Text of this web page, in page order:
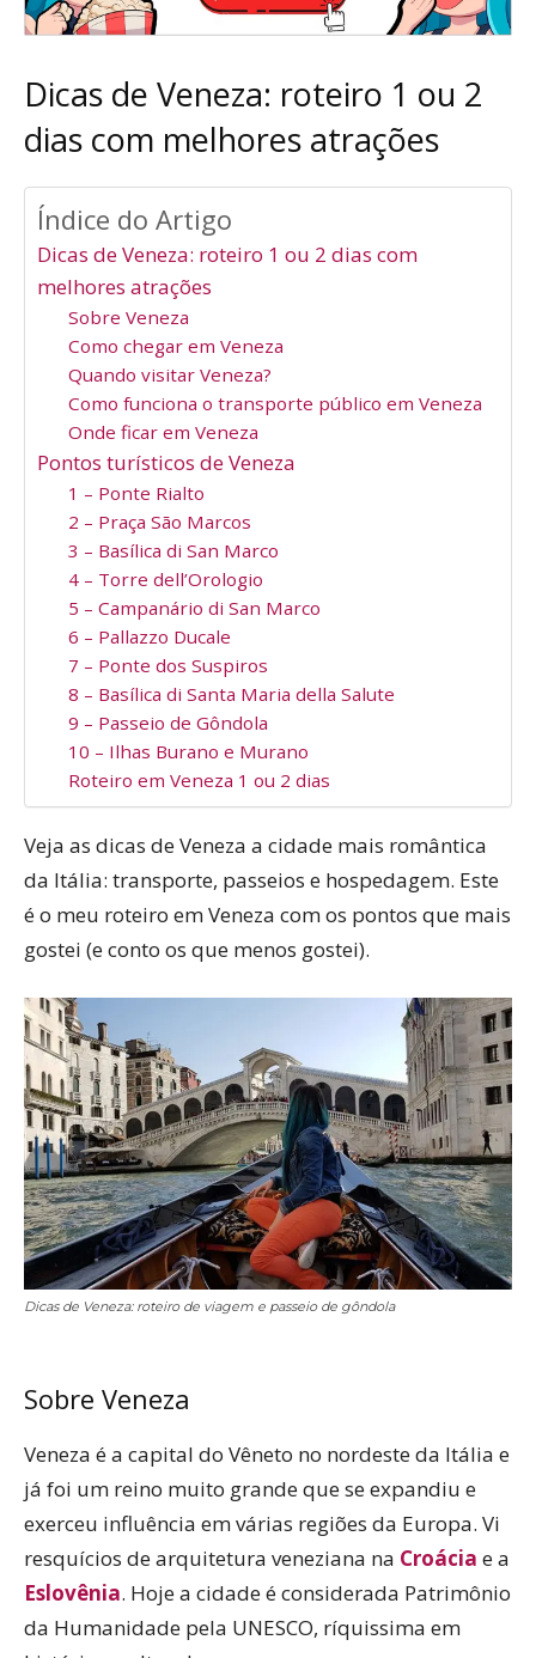
Dicas de Veneza: roteiro 1 ou 2
dias com melhores atrações
Índice do Artigo
Dicas de Veneza: roteiro 1 ou 2 dias com
melhores atrações
Sobre Veneza
Como chegar em Veneza
Quando visitar Veneza?
Como funciona o transporte público em Veneza
Onde ficar em Veneza
Pontos turísticos de Veneza
1 – Ponte Rialto
2 – Praça São Marcos
3 – Basílica di San Marco
4 – Torre dell’Orologio
5 – Campanário di San Marco
6 – Pallazzo Ducale
7 – Ponte dos Suspiros
8 – Basílica di Santa Maria della Salute
9 – Passeio de Gôndola
10 – Ilhas Burano e Murano
Roteiro em Veneza 1 ou 2 dias
Veja as dicas de Veneza a cidade mais romântica
da Itália: transporte, passeios e hospedagem. Este
é o meu roteiro em Veneza com os pontos que mais
gostei (e conto os que menos gostei).
Dicas de Veneza: roteiro de viagem e passeio de gôndola
Sobre Veneza
Veneza é a capital do Vêneto no nordeste da Itália e
já foi um reino muito grande que se expandiu e
exerceu influência em várias regiões da Europa. Vi
resquícios de arquitetura veneziana na Croácia e a
Eslovênia. Hoje a cidade é considerada Patrimônio
da Humanidade pela UNESCO, ríquissima em